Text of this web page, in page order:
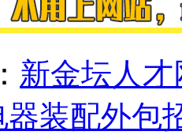
新金坛人才
器装配外包